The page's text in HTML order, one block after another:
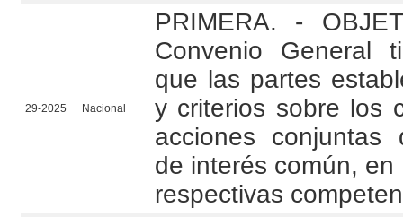
29-2025 Nacional
PRIMERA. -
Convenio General
que las partes
y criterios sobre los
acciones conjuntas
de interés común,
respectivas